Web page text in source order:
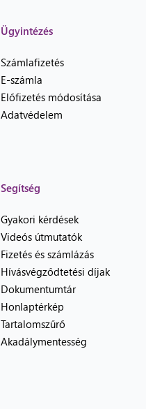
Ügyintézés
Számlafizetés
E-számla
Előfizetés módosítása
Adatvédelem
Segítség
Gyakori kérdések
Videós útmutatók
Fizetés és számlázás
Hívásvégződtetési díjak
Dokumentumtár
Honlaptérkép
Tartalomszűrő
Akadálymentesség